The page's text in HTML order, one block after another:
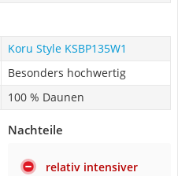
Koru Style KSBP135W1
Besonders hochwertig
100 % Daunen
Nachteile
relativ intensiver